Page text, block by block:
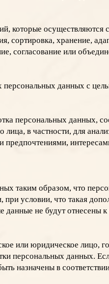
которые
сортировка, хранение,
согласование или
данных с
персональных данных,
в частности, для
предпочтениями,
таким образом, что
условии, что такая
не будут
или юридическое лицо,
персональных данных.
назначены в